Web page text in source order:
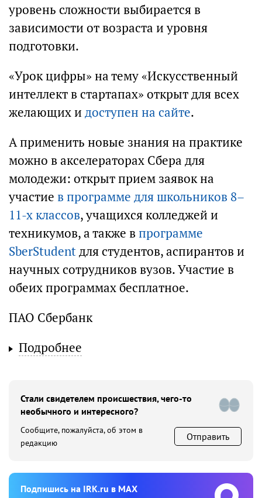
уровень сложности выбирается в
зависимости от возраста и уровня
подготовки.
«Урок цифры» на тему «Искусственный
интеллект в стартапах» открыт для всех
желающих и доступен на сайте.
А применить новые знания на практике
можно в акселераторах Сбера для
молодежи: открыт прием заявок на
участие в программе для школьников 8–
11-х классов, учащихся колледжей и
техникумов, а также в программе
SberStudentдля студентов, аспирантов и
научных сотрудников вузов. Участие в
обеих программах бесплатное.
ПАО Сбербанк
Подробнее
Стали свидетелем происшествия, чего-то
необычного и интересного?
Сообщите, пожалуйста, об этом в
редакцию
Отправить
Подпишиcь на IRK.ru в MAX